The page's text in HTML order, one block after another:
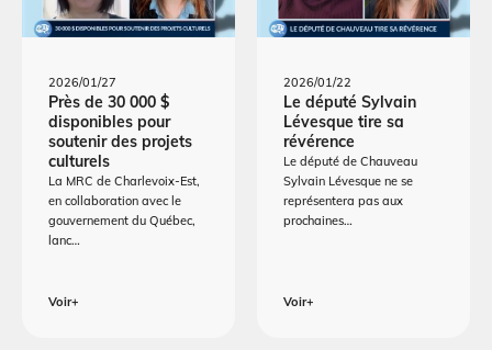
2026/01/27
Près de 30 000 $
disponibles pour
soutenir des projets
culturels
La MRC de Charlevoix-Est,
en collaboration avec le
gouvernement du Québec,
lanc…
Voir+
2026/01/22
Le député Sylvain
Lévesque tire sa
révérence
Le député de Chauveau
Sylvain Lévesque ne se
représentera pas aux
prochaines…
Voir+